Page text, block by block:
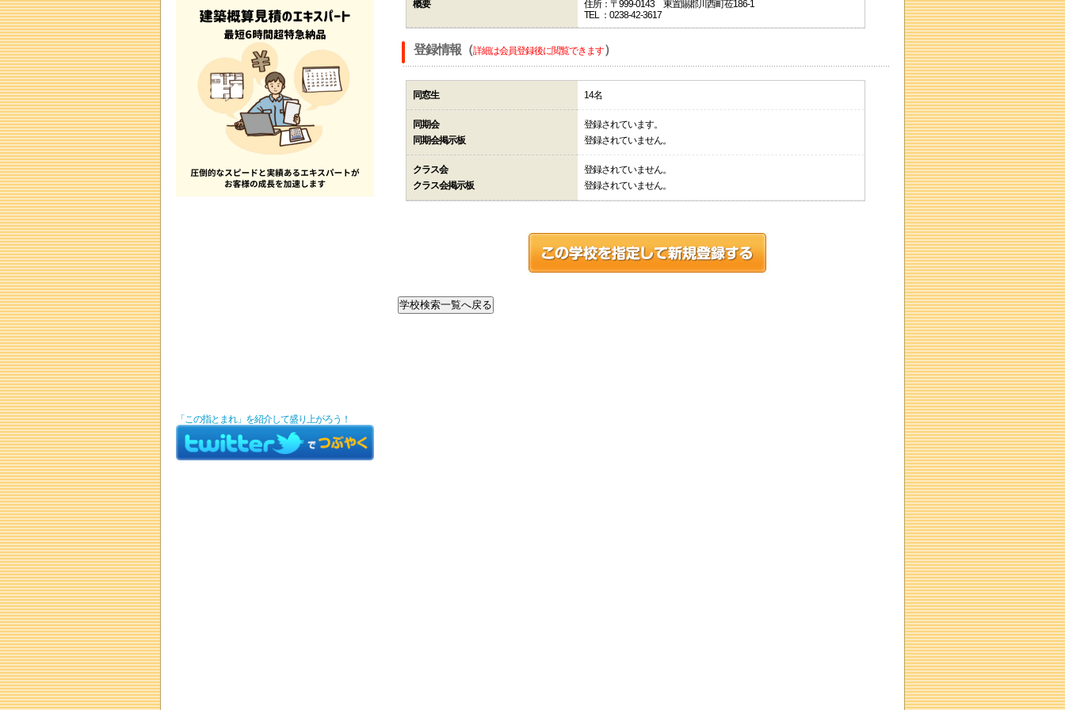
概要
住所：〒999-0143 東置賜郡川西町莅186-1
TEL ：0238-42-3617
登録情報（詳細は会員登録後に閲覧できます）
同窓生 14名
同期会
同期会掲示板
登録されています。
登録されていません。
クラス会
クラス会掲示板
登録されていません。
登録されていません。
「この指とまれ」を紹介して盛り上がろう！